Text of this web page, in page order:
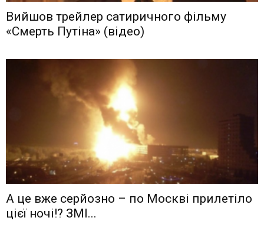
Вийшов трейлер сатиричного фільму
«Смерть Путіна» (відео)
А це вже серйозно – по Москві прилетіло
цієї ночі!? ЗМІ...